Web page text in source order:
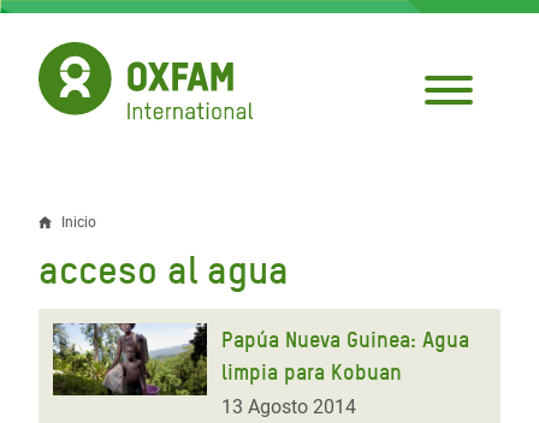
Pasar
contenido
principal
Sobrescribir
enlaces
de
ayuda
Inicio
acceso al agua
Papúa Nueva Guinea: Agua
limpia para Kobuan
13 Agosto 2014